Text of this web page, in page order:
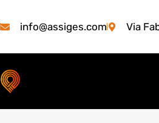
info@assiges.com Via